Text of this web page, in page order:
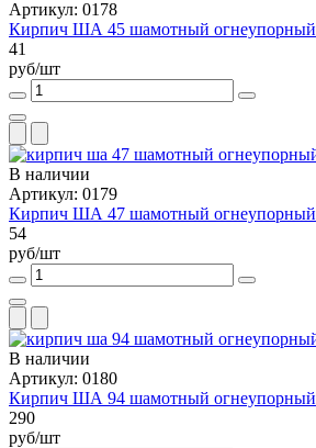
Артикул: 0178
Кирпич ША 45 шамотный огнеупорный
41
руб/шт
В наличии
Артикул: 0179
Кирпич ША 47 шамотный огнеупорный
54
руб/шт
В наличии
Артикул: 0180
Кирпич ША 94 шамотный огнеупорный
290
руб/шт